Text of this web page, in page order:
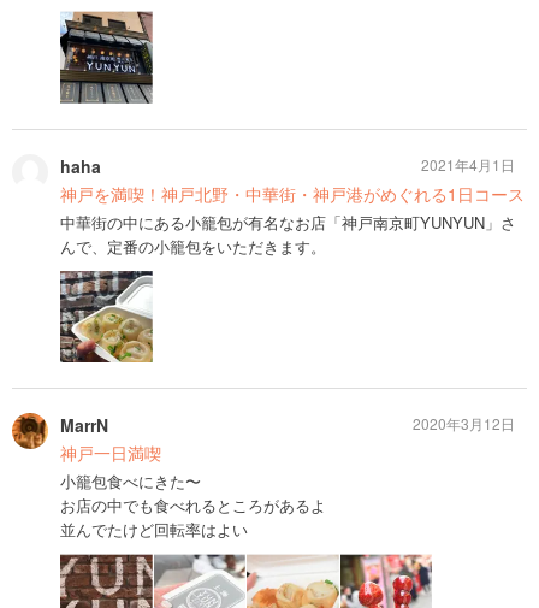
haha
神戸を満喫！神戸北野・中華街・神戸港がめぐれる1日コース
中華街の中にある小籠包が有名なお店「神戸南京町YUNYUN」さ
んで、定番の小籠包をいただきます。
2021年4月1日
MarrN
神戸一日満喫
小籠包食べにきた〜
お店の中でも食べれるところがあるよ
並んでたけど回転率はよい
2020年3月12日